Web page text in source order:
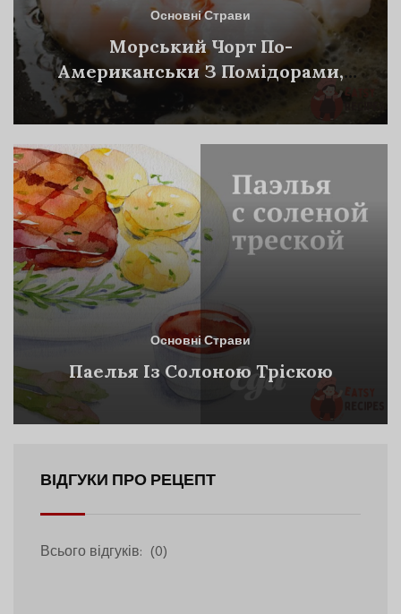
Основні Страви
Морський Чорт По-
Американськи З Помідорами,
Коньяком Та Білим Вином
Основні Страви
Паелья Із Солоною Тріскою
ВІДГУКИ ПРО РЕЦЕПТ
Всього відгуків: (0)